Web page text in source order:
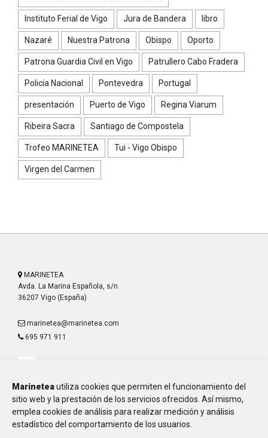
Marineteautiliza cookies que permiten el funcionamiento del
sitio web y la prestación de los servicios ofrecidos. Así mismo,
emplea cookies de análisis para realizar medición y análisis
estadístico del comportamiento de los usuarios.
Instituto Ferial de Vigo Jura de Bandera libro
Nazaré Nuestra Patrona Obispo Oporto
Patrona Guardia Civil en Vigo Patrullero Cabo Fradera
Policía Nacional Pontevedra Portugal
presentación Puerto de Vigo Regina Viarum
Ribeira Sacra Santiago de Compostela
Trofeo MARINETEA Tui - Vigo Obispo
Virgen del Carmen
MARINETEA
Avda. La Marina Española, s/n
36207 Vigo (España)
marinetea@marinetea.com
695 971 911
Aviso Legal
Política de Privacidad